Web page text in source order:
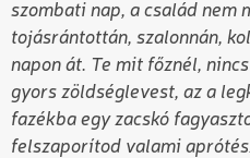
szombati nap, a család nem
tojásrántottán, szalonnán,
napon át. Te mit főznél,
gyors zöldséglevest, az a
fazékba egy zacskó
felszaporítod valami